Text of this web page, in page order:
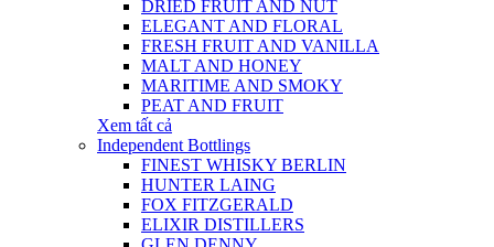
DRIED FRUIT AND NUT
ELEGANT AND FLORAL
FRESH FRUIT AND VANILLA
MALT AND HONEY
MARITIME AND SMOKY
PEAT AND FRUIT
Xem tất cả
Independent Bottlings
FINEST WHISKY BERLIN
HUNTER LAING
FOX FITZGERALD
ELIXIR DISTILLERS